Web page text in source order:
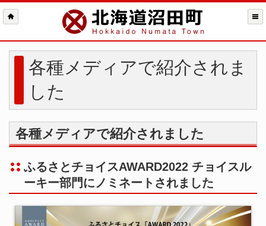
各種メディアで紹介されま
した
各種メディアで紹介されました
ふるさとチョイスAWARD2022 チョイスル
ーキー部門にノミネートされました